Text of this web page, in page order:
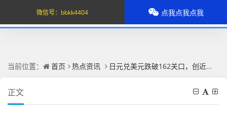
当前位置： 首页 热点资讯 日元兑美元跌破162关口，创近40年新低
正文
微信号： bbkk4404 点我点我点我